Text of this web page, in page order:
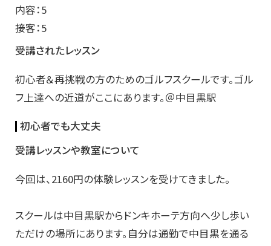
内容：5
接客：5
受講されたレッスン
初心者＆再挑戦の方のためのゴルフスクールです。ゴル
フ上達への近道がここにあります。＠中目黒駅
初心者でも大丈夫
受講レッスンや教室について
今回は、2160円の体験レッスンを受けてきました。
スクールは中目黒駅からドンキホーテ方向へ少し歩い
ただけの場所にあります。自分は通勤で中目黒を通る